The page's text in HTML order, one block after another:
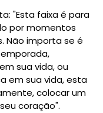
"Esta faixa é para
por momentos
Não importa se é
sua vida, ou
em sua vida, esta
colocar um
coração".